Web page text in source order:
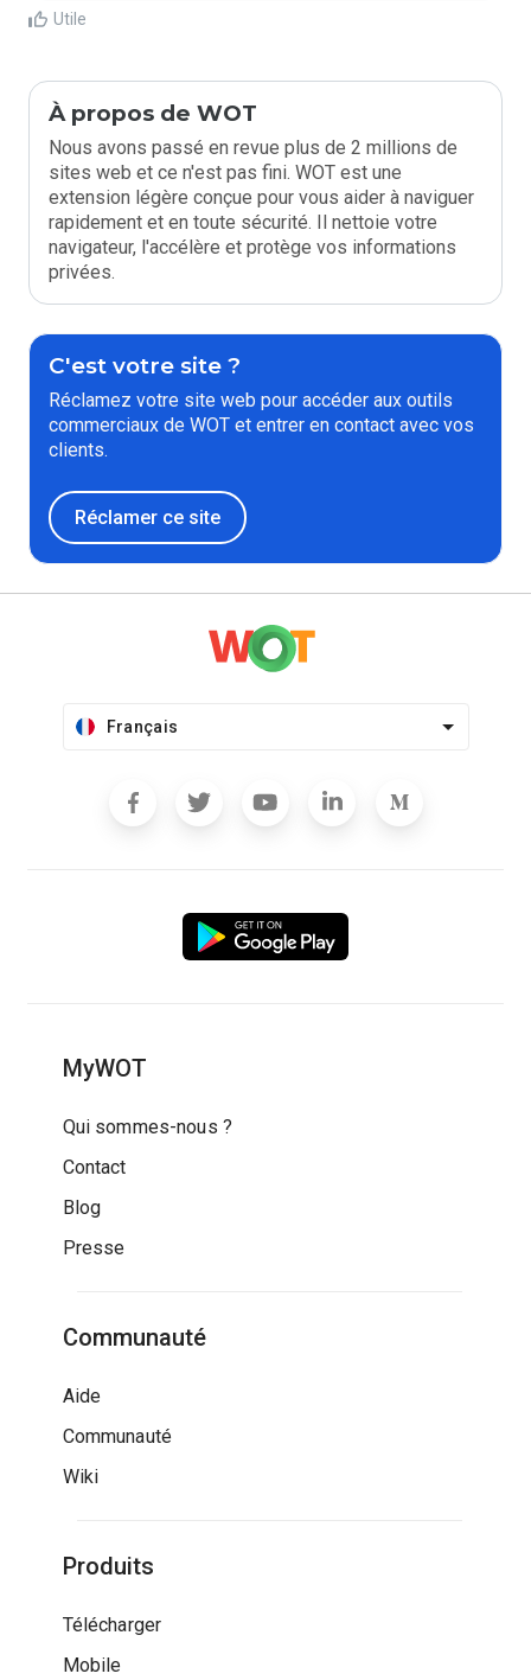
Utile
À propos de WOT
Nous avons passé en revue plus de 2 millions de
sites web et ce n'est pas fini. WOT est une
extension légère conçue pour vous aider à naviguer
rapidement et en toute sécurité. Il nettoie votre
navigateur, l'accélère et protège vos informations
privées.
C'est votre site ?
Réclamez votre site web pour accéder aux outils
commerciaux de WOT et entrer en contact avec vos
clients.
Réclamer ce site
Français
MyWOT
Qui sommes-nous ?
Contact
Blog
Presse
Communauté
Aide
Communauté
Wiki
Produits
Télécharger
Mobile